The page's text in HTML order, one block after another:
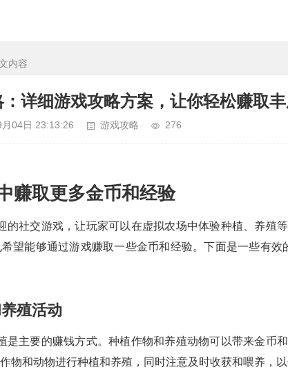
内容
详细游戏攻略方案，让你轻松赚取
04日 23:13:26 游戏攻略 276
赚取更多金币和经验
的社交游戏，让玩家可以在虚拟农场中体验种植、养殖
望能够通过游戏赚取一些金币和经验。下面是一些有效
殖活动
是主要的赚钱方式。种植作物和养殖动物可以带来金币
物和动物进行种植和养殖，同时注意及时收获和喂养，以